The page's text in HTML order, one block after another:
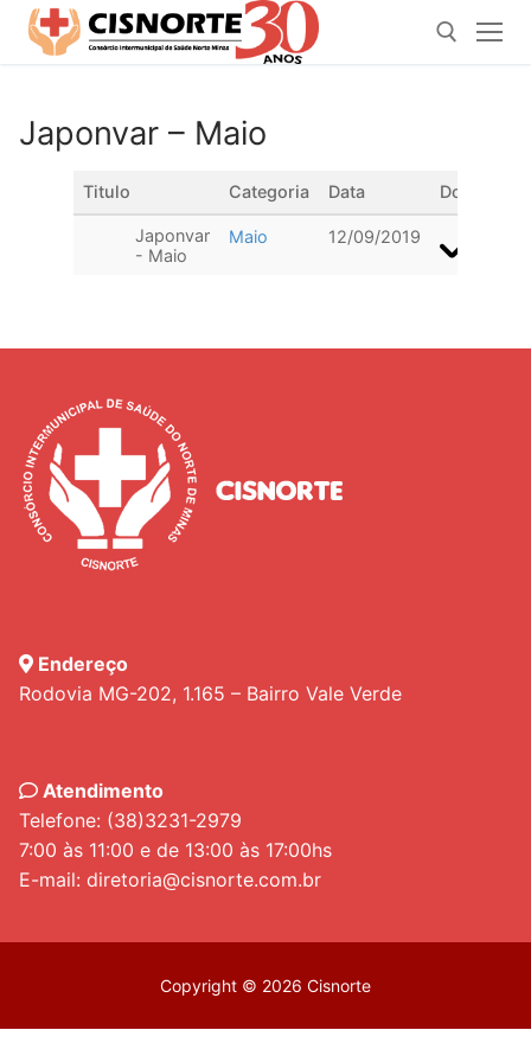
Pular
para
Pesquisar por:
Japonvar – Maio
Titulo Categoria Data Download
Japonvar
- Maio
Maio 12/09/2019
Endereço
Rodovia MG-202, 1.165 – Bairro Vale Verde
Atendimento
Telefone: (38)3231-2979
7:00 às 11:00 e de 13:00 às 17:00hs
E-mail: diretoria@cisnorte.com.br
Copyright © 2026 Cisnorte